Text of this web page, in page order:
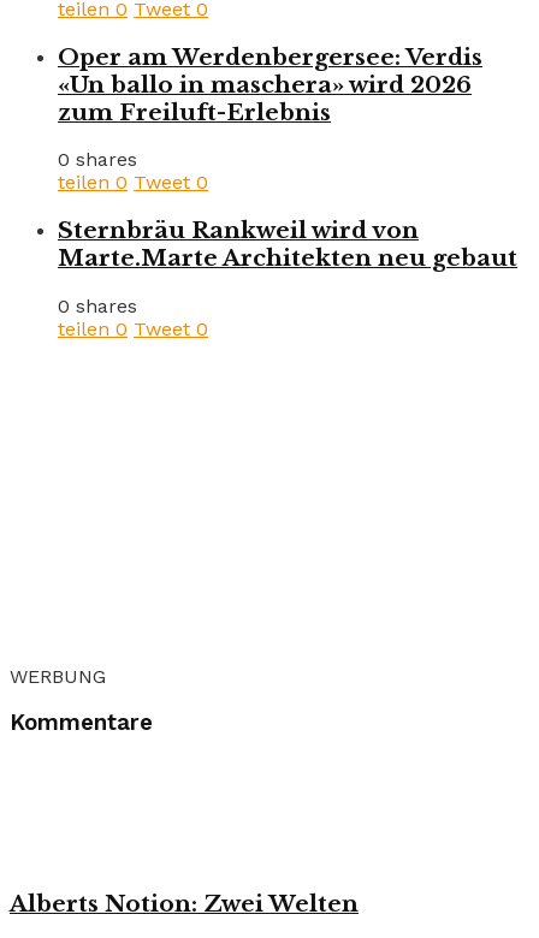
teilen 0 Tweet 0
Oper am Werdenbergersee: Verdis
«Un ballo in maschera» wird 2026
zum Freiluft-Erlebnis
0 shares
teilen 0 Tweet 0
Sternbräu Rankweil wird von
Marte.Marte Architekten neu gebaut
0 shares
teilen 0 Tweet 0
WERBUNG
Kommentare
Alberts Notion: Zwei Welten